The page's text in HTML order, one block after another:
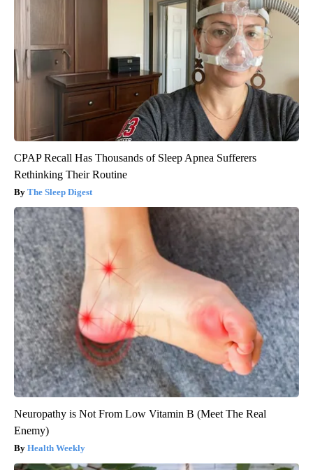
CPAP Recall Has Thousands of Sleep Apnea Sufferers
Rethinking Their Routine
The Sleep Digest
Neuropathy is Not From Low Vitamin B (Meet The Real
Enemy)
Health Weekly